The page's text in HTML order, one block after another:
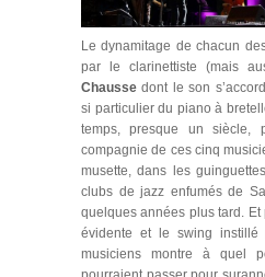
Le dynamitage de chacun
par le clarinettiste (mais
Chausse dont le son
si particulier du piano à
temps, presque un siècle,
compagnie de ces cinq
musette, dans les
clubs de jazz enfumés de
quelques années plus tard.
évidente et le swing instillé
musiciens montre à quel